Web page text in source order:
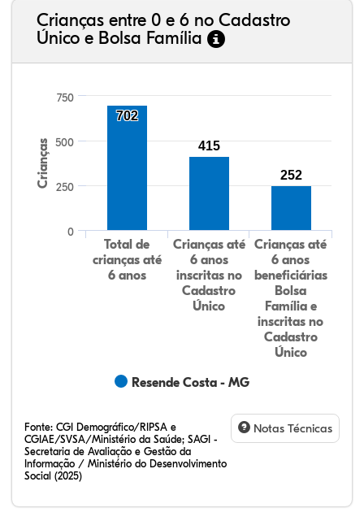
Crianças entre 0 e 6 no Cadastro
Único e Bolsa Família
Crianças
Resende Costa - MG
Total de
crianças até
6 anos
Crianças até
6 anos
inscritas no
Cadastro
Único
Crianças até
6 anos
beneficiárias
Bolsa
Família e
inscritas no
Cadastro
Único
0
250
500
750
702
415
252
Fonte: CGI Demográfico/RIPSA e
CGIAE/SVSA/Ministério da Saúde; SAGI -
Secretaria de Avaliação e Gestão da
Informação / Ministério do Desenvolvimento
Social (2025)
Notas Técnicas